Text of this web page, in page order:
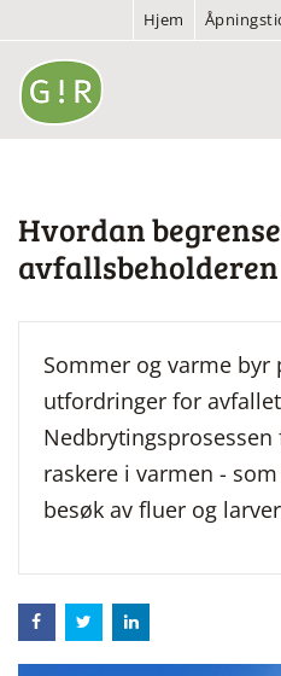
Hjem
Hvordan
avfallsbeholderen
Sommer og varme byr
utfordringer for
raskere i varmen -
besøk av fluer og